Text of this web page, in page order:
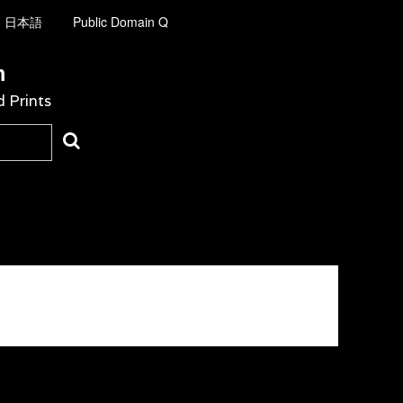
日本語 Public Domain Q
Prints